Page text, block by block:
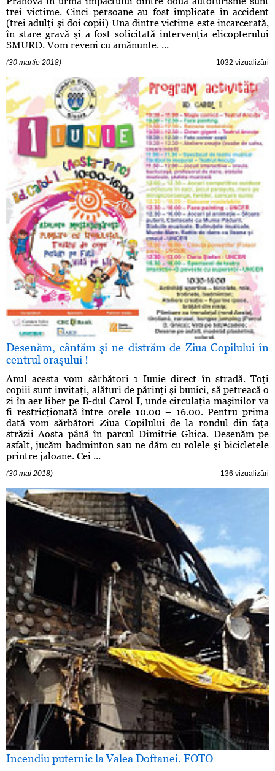
trei victime. Cinci persoane au fost implicate în accident
(trei adulţi şi doi copii) Una dintre victime este incarcerată,
în stare gravă şi a fost solicitată intervenţia elicopterului
SMURD. Vom reveni cu amănunte. ...
(30 martie 2018) 1032 vizualizări
Desenăm, cântăm şi ne distrăm de Ziua Copilului în
centrul oraşului !
Anul acesta vom sărbători 1 Iunie direct în stradă. Toţi
copiii sunt invitaţi, alături de părinţi şi bunici, să petreacă o
zi în aer liber pe B-dul Carol I, unde circulaţia maşinilor va
fi restricţionată între orele 10.00 – 16.00. Pentru prima
dată vom sărbători Ziua Copilului de la rondul din faţa
străzii Aosta până în parcul Dimitrie Ghica. Desenăm pe
asfalt, jucăm badminton sau ne dăm cu rolele şi bicicletele
printre jaloane. Cei ...
(30 mai 2018) 136 vizualizări
Incendiu puternic la Valea Doftanei. FOTO